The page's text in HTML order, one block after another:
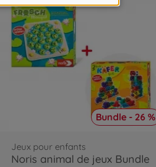
Bundle - 26 %
Jeux pour enfants
Noris animal de jeux Bundle